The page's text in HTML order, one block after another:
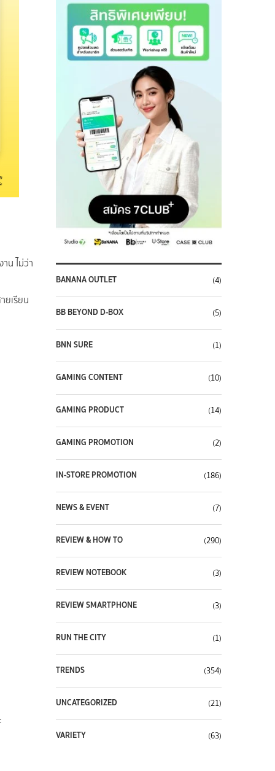
น ไม่ว่า
ยเรียน
BANANA OUTLET (4)
BB BEYOND D-BOX (5)
BNN SURE (1)
GAMING CONTENT (10)
GAMING PRODUCT (14)
GAMING PROMOTION (2)
IN-STORE PROMOTION (186)
NEWS & EVENT (7)
REVIEW & HOW TO (290)
REVIEW NOTEBOOK (3)
REVIEW SMARTPHONE (3)
RUN THE CITY (1)
TRENDS (354)
UNCATEGORIZED (21)
VARIETY (63)